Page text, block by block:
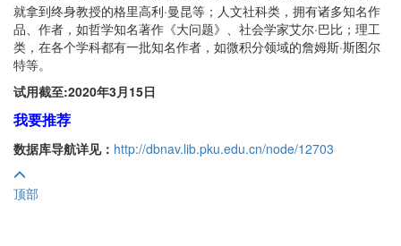
就拿到终身教授的格里高利·曼昆等；人文社科类，拥有诸多知名作
品、作者，如哲学知名著作《大问题》、社会学家艾尔·巴比；理工
类，在各个学科都有一批知名作者，如微积分领域的詹姆斯·斯图尔
特等。
试用截至:2020年3月15日
我要推荐
数据库导航详见： http://dbnav.lib.pku.edu.cn/node/12703
顶部